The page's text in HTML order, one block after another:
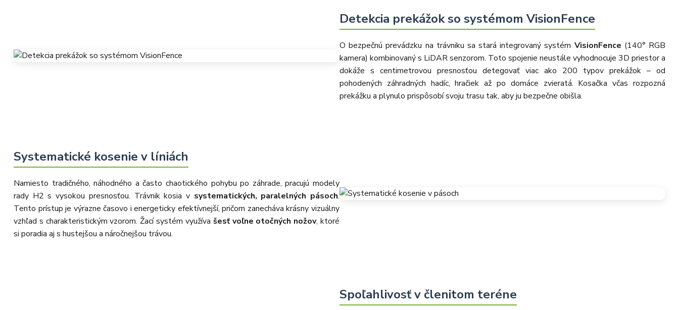
Detekcia prekážok so systémom VisionFence
O bezpečnú prevádzku na trávniku sa stará integrovaný systém VisionFence (140° RGB
kamera) kombinovaný s LiDAR senzorom. Toto spojenie neustále vyhodnocuje 3D priestor a
dokáže s centimetrovou presnosťou detegovať viac ako 200 typov prekážok – od
pohodených záhradných hadíc, hračiek až po domáce zvieratá. Kosačka včas rozpozná
prekážku a plynulo prispôsobí svoju trasu tak, aby ju bezpečne obišla.
Systematické kosenie v líniách
Namiesto tradičného, náhodného a často chaotického pohybu po záhrade, pracujú modely
rady H2 s vysokou presnosťou. Trávnik kosia v systematických, paralelných pásoch.
Tento prístup je výrazne časovo i energeticky efektívnejší, pričom zanecháva krásny vizuálny
vzhľad s charakteristickým vzorom. Žací systém využíva šesť voľne otočných nožov, ktoré
si poradia aj s hustejšou a náročnejšou trávou.
Spoľahlivosť v členitom teréne